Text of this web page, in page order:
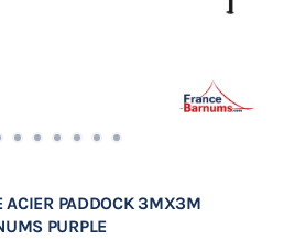
ACIER PADDOCK 3MX3M
PURPLE